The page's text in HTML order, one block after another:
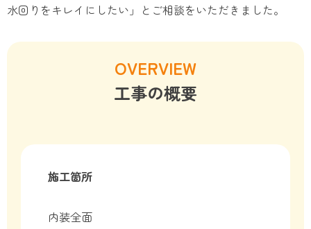
水回りをキレイにしたい」とご相談をいただきました。
OVERVIEW
工事の概要
施工箇所
内装全面